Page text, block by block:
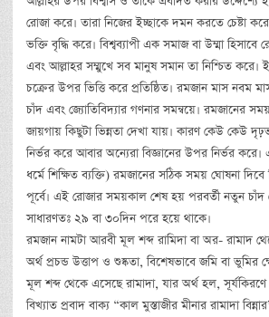
রোজা করে। তারা নিজের ইচ্ছাকে দমন করতে চেষ্টা
ভক্তি বৃদ্ধি করে। বিশ্বব্যাপী এক সমাজ বা উম্মা হিসাবে
এবং আল্লাহর সম্মুখে সব মানুষ সমান তা নিশ্চিত করে।
চক্রের উপর ভিত্তি করে প্রতিষ্ঠিত। রমজান মাস নবম
চাঁদ এবং জ্যোতিবিদ্যার গণনার সমন্বয়ে। রমজানের
জায়গায় কিছুটা ভিন্নতা দেখা যায়। কারণ কেউ কেউ
নির্ভর করে আবার অন্যেরা বিজ্ঞানের উপর নির্ভর
ধর্মে শিক্ষিত ব্যক্তি) রমজানের সঠিক সময় ঘোষনা
পূর্বে। এই রোজার সময়কাল শেষ হয় পরবর্তী নতুন চাঁদ
সাধারণতঃ ২৯ বা ৩০দিন পরে হয়ে থাকে।
রমজান নামটা আরবী মূল শব্দ রামিদা বা অর- রামাদ
অর্থ প্রচন্ড উত্তাপ ও শুষ্কতা, বিশেষভাবে জমি বা ভুমির
মূল শব্দ থেকে এসেছে রামাদা, যার অর্থ হল,
বিখ্যাত প্রবাদ বাক্য “কাল মুস্তাজীর মীনার রামাদা